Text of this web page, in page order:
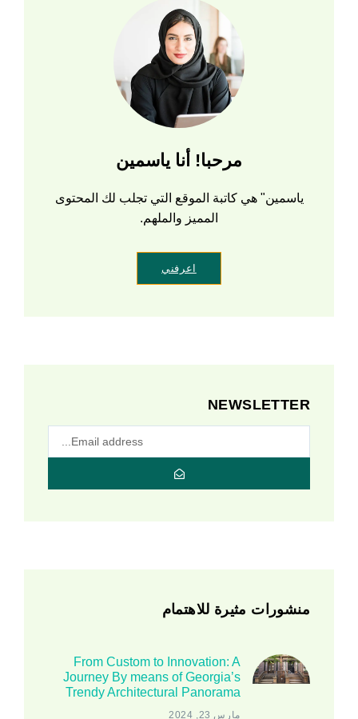
مرحبا! أنا ياسمين
ياسمين" هي كاتبة الموقع التي تجلب لك المحتوى
المميز والملهم.
اعرفني
NEWSLETTER
منشورات مثيرة للاهتمام
From Custom to Innovation: A
Journey By means of Georgia’s
Trendy Architectural Panorama
مارس 23, 2024